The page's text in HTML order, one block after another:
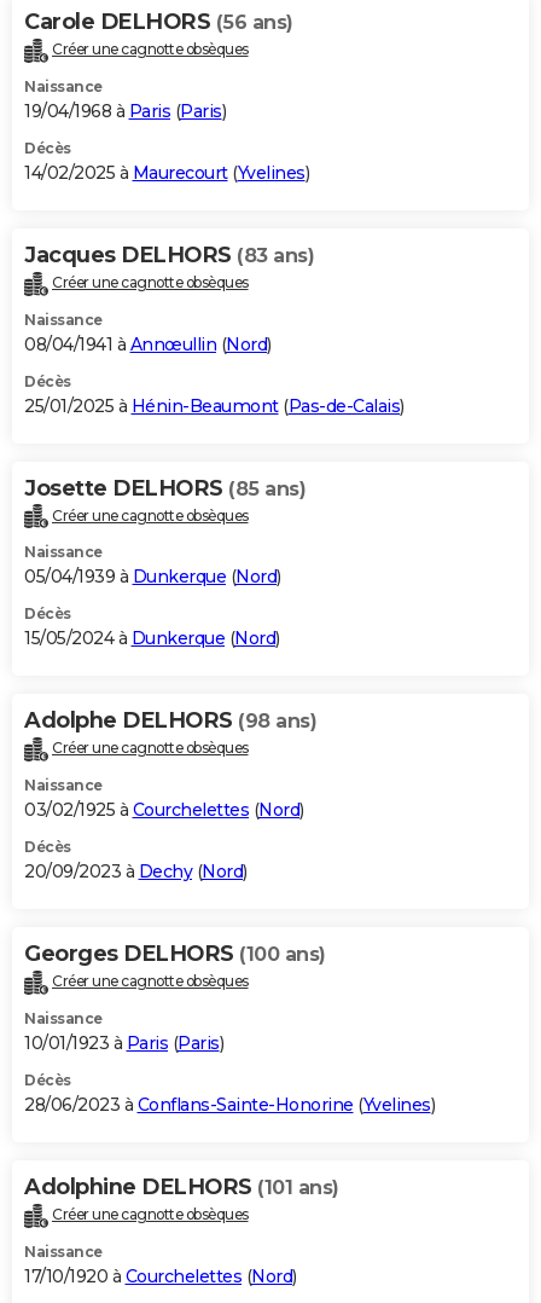
Bricolage
Lifestyle
Culture
Sport
Auto
Television
Voyage
Cinema
Carole DELHORS (56 ans)
Créer une cagnotte obsèques
Naissance
19/04/1968 à Paris (Paris)
Décès
14/02/2025 à Maurecourt(Yvelines)
Jacques DELHORS (83 ans)
Créer une cagnotte obsèques
Naissance
08/04/1941 à Annœullin (Nord)
Décès
25/01/2025 à Hénin-Beaumont(Pas-de-Calais)
Josette DELHORS (85 ans)
Créer une cagnotte obsèques
Naissance
05/04/1939 à Dunkerque (Nord)
Décès
15/05/2024 à Dunkerque (Nord)
Adolphe DELHORS (98 ans)
Créer une cagnotte obsèques
Naissance
03/02/1925 à Courchelettes (Nord)
Décès
20/09/2023 à Dechy(Nord)
Georges DELHORS (100 ans)
Créer une cagnotte obsèques
Naissance
10/01/1923 à Paris (Paris)
Décès
28/06/2023 à Conflans-Sainte-Honorine (Yvelines)
Adolphine DELHORS (101 ans)
Créer une cagnotte obsèques
Naissance
17/10/1920 à Courchelettes (Nord)